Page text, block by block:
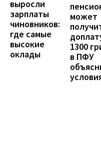
выросли
зарплаты
чиновников:
где самые
высокие
оклады
может
1300
в ПФУ